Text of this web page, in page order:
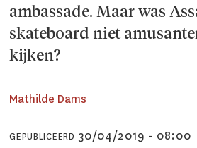
ambassade. Maar was
skateboard niet
kijken?
Mathilde Dams
GEPUBLICEERD 30/04/2019 - 08:00